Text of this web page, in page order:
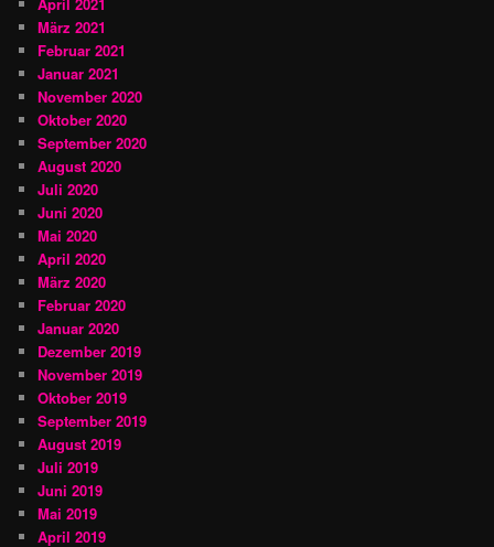
März 2021
Februar 2021
Januar 2021
November 2020
Oktober 2020
September 2020
August 2020
Juli 2020
Juni 2020
Mai 2020
April 2020
März 2020
Februar 2020
Januar 2020
Dezember 2019
November 2019
Oktober 2019
September 2019
August 2019
Juli 2019
Juni 2019
Mai 2019
April 2019